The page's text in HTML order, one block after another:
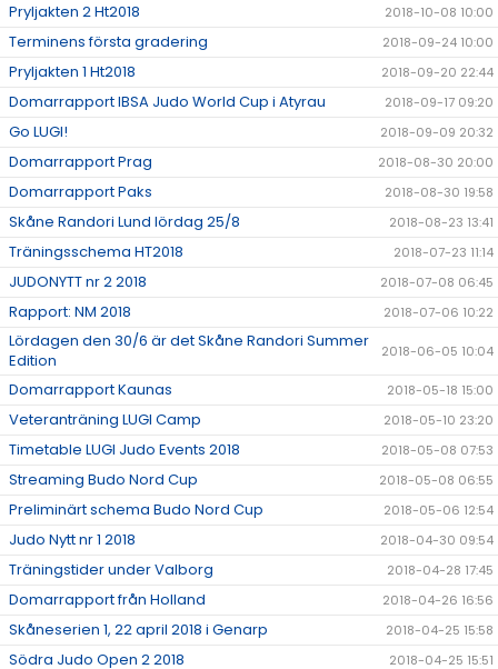
Pryljakten 2 Ht2018 2018-10-08 10:00
Terminens första gradering 2018-09-24 10:00
Pryljakten 1 Ht2018 2018-09-20 22:44
Domarrapport IBSA Judo World Cup i Atyrau 2018-09-17 09:20
Go LUGI! 2018-09-09 20:32
Domarrapport Prag 2018-08-30 20:00
Domarrapport Paks 2018-08-30 19:58
Skåne Randori Lund lördag 25/8 2018-08-23 13:41
Träningsschema HT2018 2018-07-23 11:14
JUDONYTT nr 2 2018 2018-07-08 06:45
Rapport: NM 2018 2018-07-06 10:22
Lördagen den 30/6 är det Skåne Randori Summer
Edition
2018-06-05 10:04
Domarrapport Kaunas 2018-05-18 15:00
Veteranträning LUGI Camp 2018-05-10 23:20
Timetable LUGI Judo Events 2018 2018-05-08 07:53
Streaming Budo Nord Cup 2018-05-08 06:55
Preliminärt schema Budo Nord Cup 2018-05-06 12:54
Judo Nytt nr 1 2018 2018-04-30 09:54
Träningstider under Valborg 2018-04-28 17:45
Domarrapport från Holland 2018-04-26 16:56
Skåneserien 1, 22 april 2018 i Genarp 2018-04-25 15:58
Södra Judo Open 2 2018 2018-04-25 15:51